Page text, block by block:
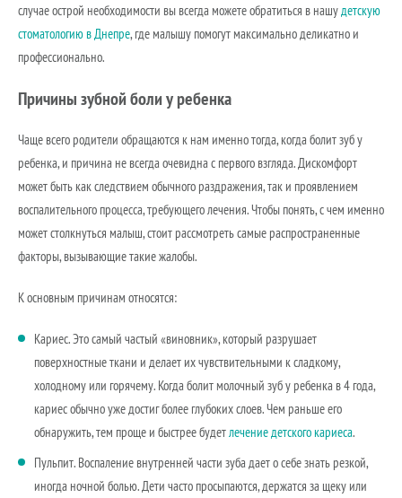
случае острой необходимости вы всегда можете обратиться в нашудетскую
стоматологию в Днепре, где малышу помогут максимально деликатно и
профессионально.
Причины зубной боли у ребенка
Чаще всего родители обращаются к нам именно тогда, когда болит зуб у
ребенка, и причина не всегда очевидна с первого взгляда. Дискомфорт
может быть как следствием обычного раздражения, так и проявлением
воспалительного процесса, требующего лечения. Чтобы понять, с чем именно
может столкнуться малыш, стоит рассмотреть самые распространенные
факторы, вызывающие такие жалобы.
К основным причинам относятся:
Кариес. Это самый частый «виновник», который разрушает
поверхностные ткани и делает их чувствительными к сладкому,
холодному или горячему. Когда болит молочный зуб у ребенка в 4 года,
кариес обычно уже достиг более глубоких слоев. Чем раньше его
обнаружить, тем проще и быстрее будетлечение детского кариеса.
Пульпит. Воспаление внутренней части зуба дает о себе знать резкой,
иногда ночной болью. Дети часто просыпаются, держатся за щеку или